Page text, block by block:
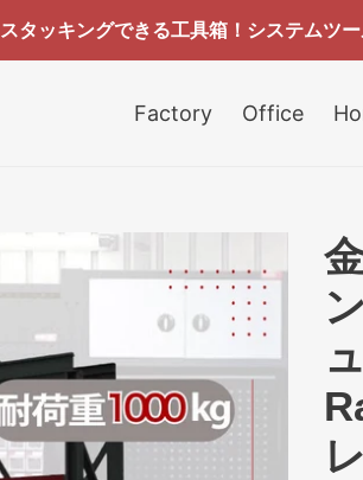
スタッキングできる工具箱！システムツ
Factory Office